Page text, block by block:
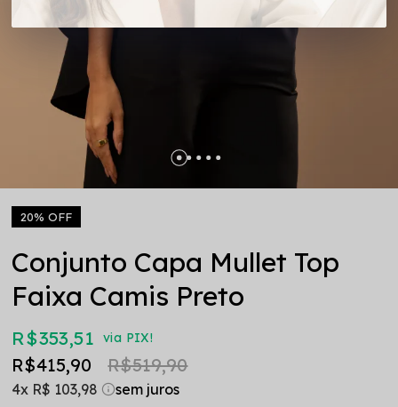
20% OFF
Conjunto Capa Mullet Top
Faixa Camis Preto
R$ 353,51 via PIX!
R$ 519,90
R$ 415,90
4x R$ 103,98